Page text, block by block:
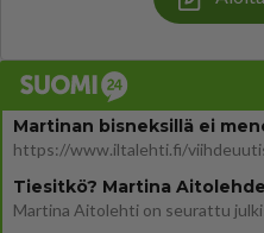
Martinan bisneksillä ei